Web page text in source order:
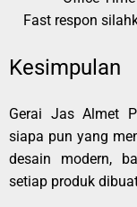
Fast respon
Kesimpulan
Gerai Jas Almet
siapa pun yang
desain modern,
setiap produk